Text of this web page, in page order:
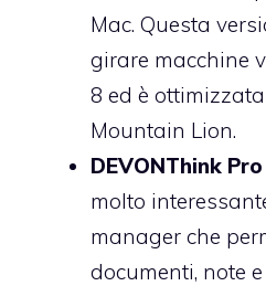
Mac. Questa
girare macchine
8 ed è ottimizzata
Mountain Lion.
DEVONThink Pro
molto
manager che
documenti, note